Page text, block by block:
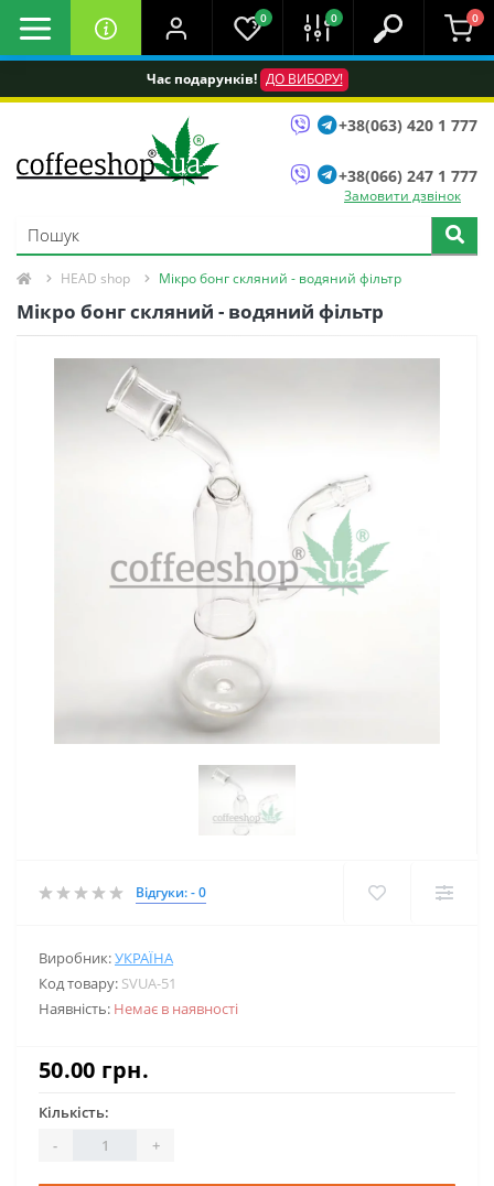
Час подарунків! ДО ВИБОРУ!
0 0 0
+38(063) 420 1 777
+38(066) 247 1 777
Замовити дзвінок
HEAD shop Мікро бонг скляний - водяний фільтр
Мікро бонг скляний - водяний фільтр
Відгуки: - 0
Виробник:УКРАЇНА
Код товару: SVUA-51
Наявність: Немає в наявності
50.00 грн.
Кількість:
-
+